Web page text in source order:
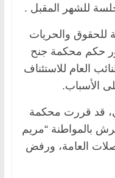
للشهر المقبل .
للحقوق والحريات
حكم محكمة جنح
العام للاستئناف
الأسباب.
الماضي، قد قررت محكمة
بالمواطنة “مريم
العامة، ورفض